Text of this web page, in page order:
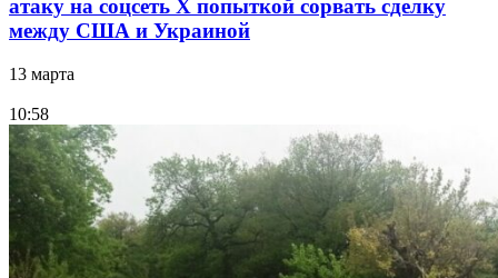
атаку на соцсеть Х попыткой сорвать сделку
между США и Украиной
13 марта
10:58